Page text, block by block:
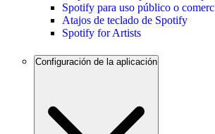
Spotify para uso público o
Atajos de teclado de Spotify
Spotify for Artists
Configuración de la aplicación